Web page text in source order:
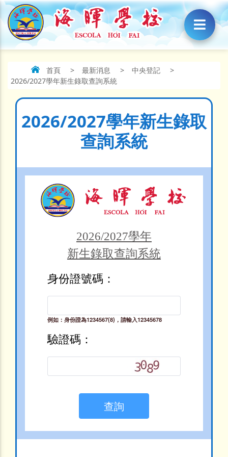
首頁 > 最新消息 > 中央登記
>
2026/2027學年新生錄取查詢系統
2026/2027學年新生錄取
查詢系統
2026/2027學年
新生錄取查詢系統
身份證號碼：
例如：身份證為1234567(8)，請輸入12345678
驗證碼：
查詢